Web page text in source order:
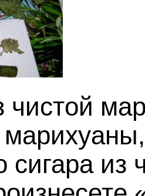
чистой
из